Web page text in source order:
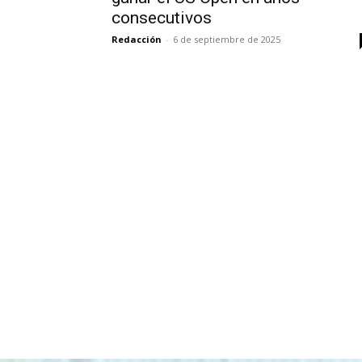
consecutivos
Redacción - 6 de septiembre de 2025